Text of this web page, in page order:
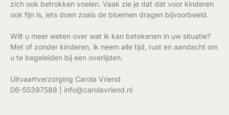
zich ook betrokken voelen. Vaak zie je dat dat voor kinderen
ook fijn is, iets doen zoals de bloemen dragen bijvoorbeeld.
Wilt u meer weten over wat ik kan betekenen in uw situatie?
Met of zonder kinderen, ik neem alle tijd, rust en aandacht om
u te begeleiden bij een overlijden.
Uitvaartverzorging Carola Vriend
06-55397588 | info@carolavriend.nl